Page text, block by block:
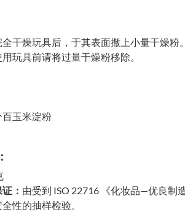
干燥玩具后，于其表面撒上小量干燥
玩具前请将过量干燥粉移除。
百玉米淀粉
： 由受到 ISO 22716 《化妆品—优良制
性的抽样检验。